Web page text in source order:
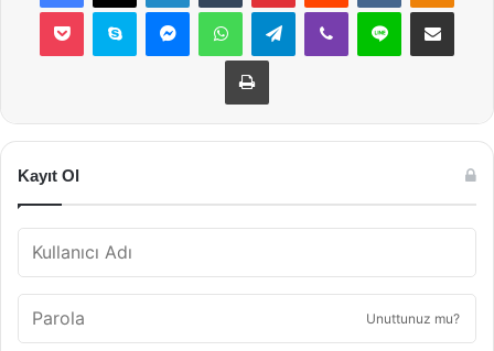
Pocket Skype MessengerWhatsAppTelegramViber Line E-Posta ile
Yazdır
Kayıt Ol
Unuttunuz mu?